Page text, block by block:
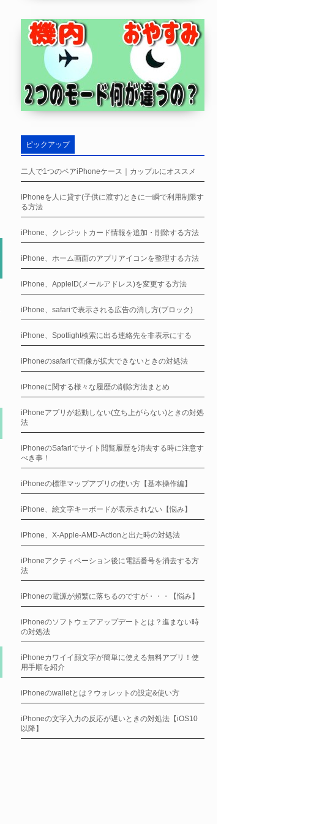
ピックアップ
二人で1つのペアiPhoneケース｜カップルにオススメ
iPhoneを人に貸す(子供に渡す)ときに一瞬で利用制限す
る方法
iPhone、クレジットカード情報を追加・削除する方法
iPhone、ホーム画面のアプリアイコンを整理する方法
iPhone、AppleID(メールアドレス)を変更する方法
iPhone、safariで表示される広告の消し方(ブロック)
iPhone、Spotlight検索に出る連絡先を非表示にする
iPhoneのsafariで画像が拡大できないときの対処法
iPhoneに関する様々な履歴の削除方法まとめ
iPhoneアプリが起動しない(立ち上がらない)ときの対処
法
iPhoneのSafariでサイト閲覧履歴を消去する時に注意す
べき事！
iPhoneの標準マップアプリの使い方【基本操作編】
iPhone、絵文字キーボードが表示されない【悩み】
iPhone、X-Apple-AMD-Actionと出た時の対処法
iPhoneアクティベーション後に電話番号を消去する方
法
iPhoneの電源が頻繁に落ちるのですが・・・【悩み】
iPhoneのソフトウェアアップデートとは？進まない時
の対処法
iPhoneカワイイ顔文字が簡単に使える無料アプリ！使
用手順を紹介
iPhoneのwalletとは？ウォレットの設定&使い方
iPhoneの文字入力の反応が遅いときの対処法【iOS10
以降】